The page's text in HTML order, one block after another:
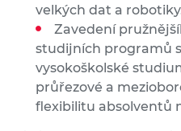
velkých dat a
Zavedení
studijních programů
vysokoškolské
průřezové a
flexibilitu absolventů